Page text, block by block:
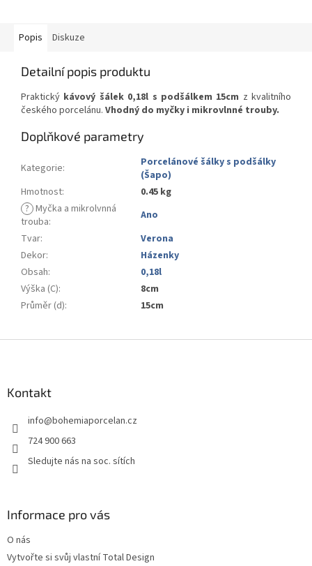
Popis Diskuze
Detailní popis produktu
Praktický kávový šálek 0,18l s podšálkem 15cm z kvalitního
českého porcelánu. Vhodný do myčky i mikrovlnné trouby.
Doplňkové parametry
Kategorie:
Porcelánové šálky s podšálky
(Šapo)
Hmotnost:
0.45 kg
? Myčka a mikrolvnná
trouba:
Ano
Tvar:
Verona
Dekor:
Házenky
Obsah:
0,18l
Výška (C):
8cm
Průměr (d): 15cm
Kontakt
info@bohemiaporcelan.cz
724 900 663
Sledujte nás na soc. sítích
Informace pro vás
O nás
Vytvořte si svůj vlastní Total Design